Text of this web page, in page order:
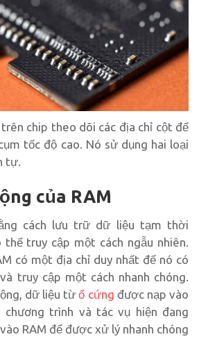
chip theo dõi các địa chỉ cột để
tốc độ cao. Nó sử dụng hai loại
tự.
của RAM
cách lưu trữ dữ liệu tạm thời
truy cập một cách ngẫu nhiên.
có một địa chỉ duy nhất để nó có
truy cập một cách nhanh chóng.
dữ liệu từổ cứng được nạp vào
chương trình và tác vụ hiện đang
RAM để được xử lý nhanh chóng